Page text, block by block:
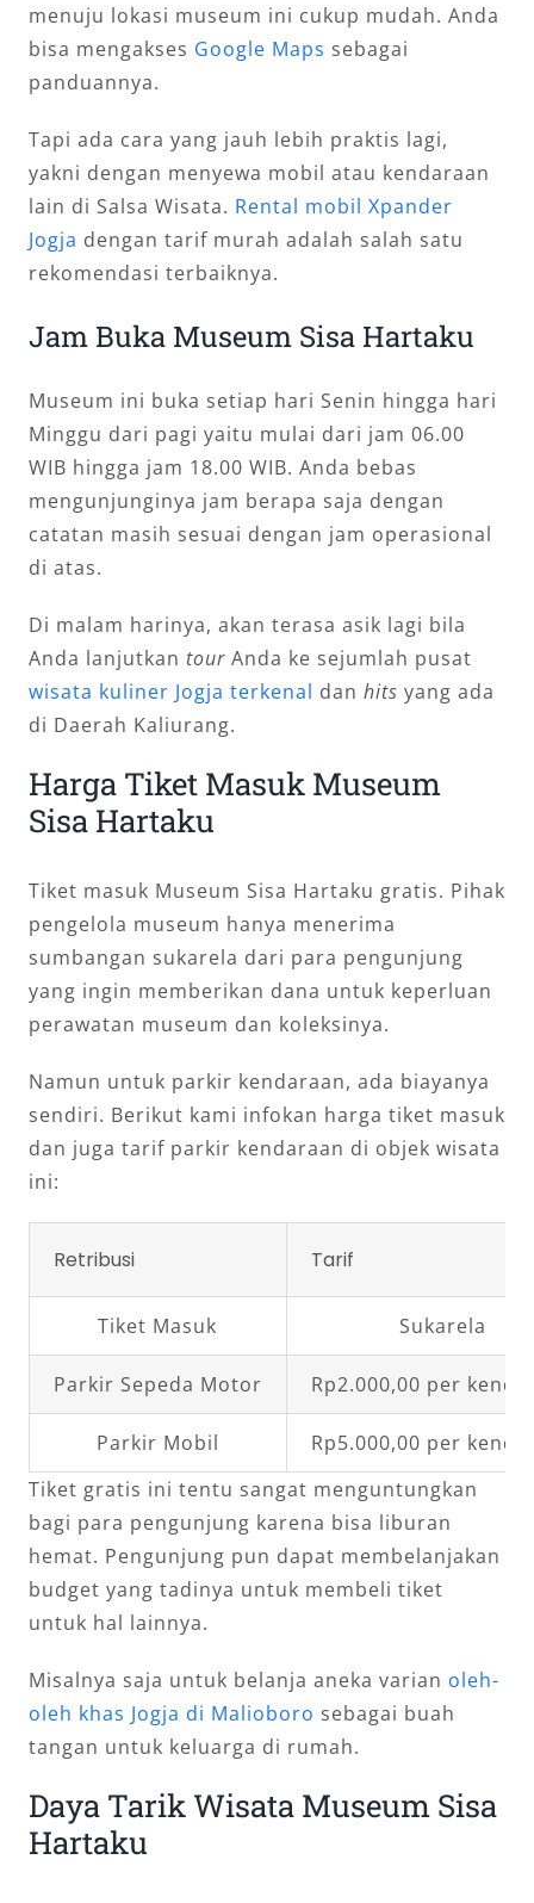
menuju lokasi museum ini cukup mudah. Anda
bisa mengakses Google Maps sebagai
panduannya.
Tapi ada cara yang jauh lebih praktis lagi,
yakni dengan menyewa mobil atau kendaraan
lain di Salsa Wisata. Rental mobil Xpander
Jogja dengan tarif murah adalah salah satu
rekomendasi terbaiknya.
Jam Buka Museum Sisa Hartaku
Museum ini buka setiap hari Senin hingga hari
Minggu dari pagi yaitu mulai dari jam 06.00
WIB hingga jam 18.00 WIB. Anda bebas
mengunjunginya jam berapa saja dengan
catatan masih sesuai dengan jam operasional
di atas.
Di malam harinya, akan terasa asik lagi bila
Anda lanjutkan tourAnda ke sejumlah pusat
wisata kuliner Jogja terkenal dan hits yang ada
di Daerah Kaliurang.
Harga Tiket Masuk Museum
Sisa Hartaku
Tiket masuk Museum Sisa Hartaku gratis. Pihak
pengelola museum hanya menerima
sumbangan sukarela dari para pengunjung
yang ingin memberikan dana untuk keperluan
perawatan museum dan koleksinya.
Namun untuk parkir kendaraan, ada biayanya
sendiri. Berikut kami infokan harga tiket masuk
dan juga tarif parkir kendaraan di objek wisata
ini:
Retribusi Tarif
Tiket Masuk Sukarela
Parkir Sepeda Motor Rp2.000,00 per
Parkir Mobil
Rp5.000,00 per
Tiket gratis ini tentu sangat menguntungkan
bagi para pengunjung karena bisa liburan
hemat. Pengunjung pun dapat membelanjakan
budget yang tadinya untuk membeli tiket
untuk hal lainnya.
Misalnya saja untuk belanja aneka varian oleh-
oleh khas Jogja di Malioboro sebagai buah
tangan untuk keluarga di rumah.
Daya Tarik Wisata Museum Sisa
Hartaku